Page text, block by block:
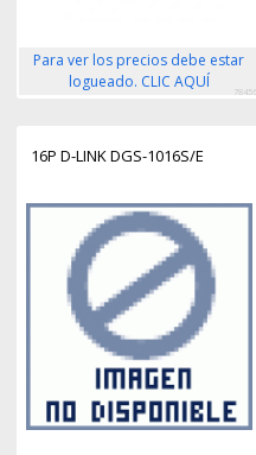
Para ver los precios debe estar
logueado. CLIC AQUÍ
78456
16P D-LINK DGS-1016S/E